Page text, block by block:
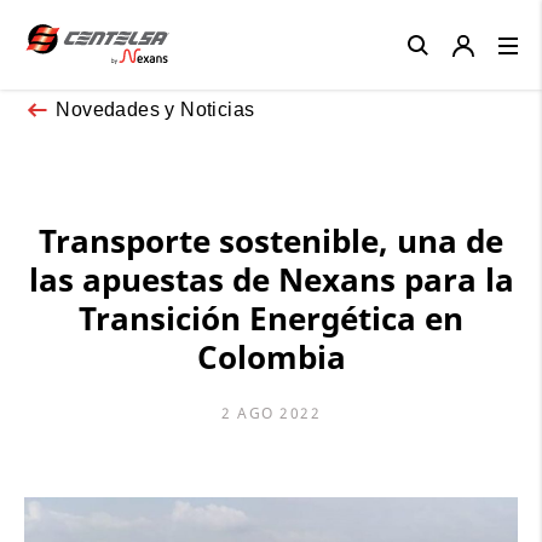
Novedades y Noticias
Transporte sostenible, una de
las apuestas de Nexans para la
Transición Energética en
Colombia
2 AGO 2022
Close